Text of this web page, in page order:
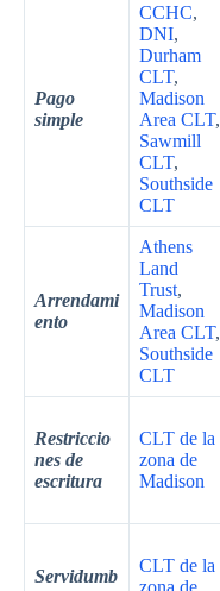
Pago
simple
CCHC,
DNI,
Durham
CLT,
Madison
Area CLT,
Sawmill
CLT,
Southside
CLT
Arrendami
ento
Athens
Land
Trust,
Madison
Area CLT,
Southside
CLT
Restriccio
nes de
escritura
CLT de la
zona de
Madison
Servidumb
CLT de la
zona de